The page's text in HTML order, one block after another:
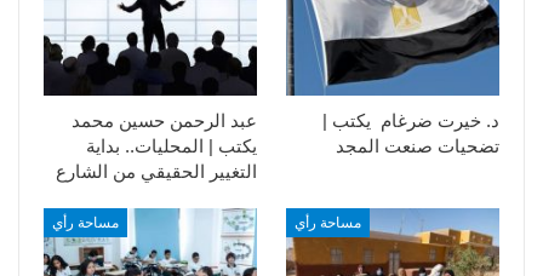
عبد الرحمن حسين محمد
يكتب | المحليات.. بداية
التغيير الحقيقي من الشارع
د. خيرت ضرغام يكتب |
تضحيات صنعت المجد
مساحة رأي مساحة رأي